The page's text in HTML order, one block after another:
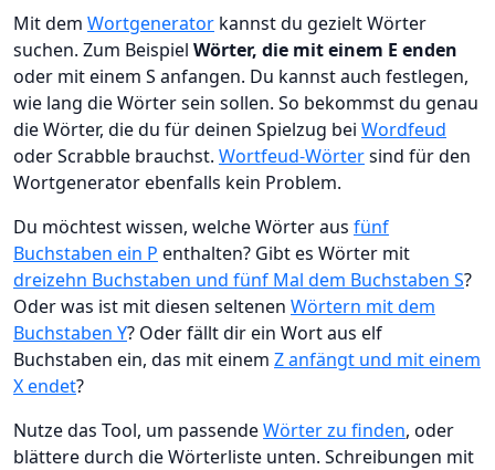
Mit dem Wortgenerator kannst du gezielt Wörter
suchen. Zum Beispiel Wörter, die mit einem E enden
oder mit einem S anfangen. Du kannst auch festlegen,
wie lang die Wörter sein sollen. So bekommst du genau
die Wörter, die du für deinen Spielzug bei Wordfeud
oder Scrabble brauchst. Wortfeud-Wörtersind für den
Wortgenerator ebenfalls kein Problem.
Du möchtest wissen, welche Wörter aus fünf
Buchstaben ein P enthalten? Gibt es Wörter mit
dreizehn Buchstaben und fünf Mal dem Buchstaben S?
Oder was ist mit diesen seltenen Wörtern mit dem
Buchstaben Y? Oder fällt dir ein Wort aus elf
Buchstaben ein, das mit einem Z anfängt und mit einem
X endet?
Nutze das Tool, um passendeWörter zu finden, oder
blättere durch die Wörterliste unten. Schreibungen mit